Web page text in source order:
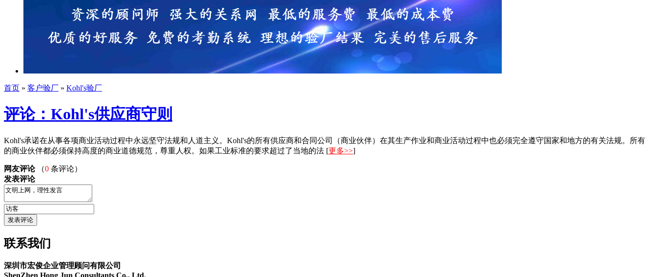
首页 » 客户验厂 » Kohl's验厂
评论：Kohl's供应商守则
Kohl's承诺在从事各项商业活动过程中永远坚守法规和人道主义。Kohl's的所有供应商和合同公司（商业伙伴）在其生产作业和商业活动过程中也必须完全遵守国家和地方的有关法规。所有
的商业伙伴都必须保持高度的商业道德规范，尊重人权。如果工业标准的要求超过了当地的法 [更多>>]
网友评论（0 条评论）
发表评论
联系我们
深圳市宏俊企业管理顾问有限公司
ShenZhen Hong Jun Consultants Co., Ltd.